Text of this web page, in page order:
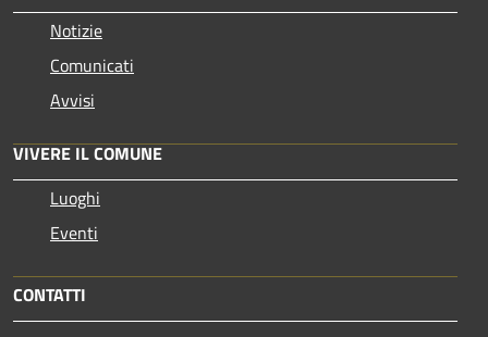
Notizie
Comunicati
Avvisi
VIVERE IL COMUNE
Luoghi
Eventi
CONTATTI